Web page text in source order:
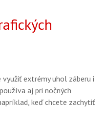
extrémy uhol záberu i
aj pri nočných
keď chcete zachytiť